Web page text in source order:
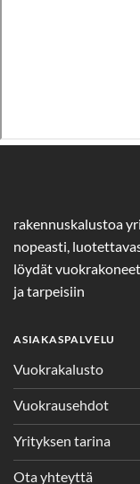
rakennuskalustoa
nopeasti,
löydät
ja tarpeisiin
ASIAKASPALVELU
Vuokrakalusto
Vuokrausehdot
Yrityksen tarina
Ota yhteyttä